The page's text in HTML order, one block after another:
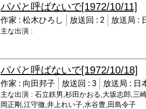
パパと呼ばないで[1972/10/11]
作家 : 松木ひろし 放送回 : 2 放送局 :
主な出演 :
パパと呼ばないで[1972/10/18]
作家 : 向田邦子 放送回 : 3 放送局 : 日
主な出演 : 石立鉄男,杉田かおる,大坂志郎,三
岡正剛,江守徹,井上れい子,水谷豊,田島令子